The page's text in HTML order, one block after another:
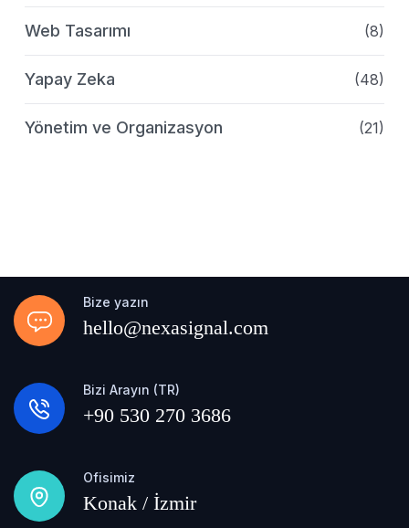
Web Tasarımı (8)
Yapay Zeka (48)
Yönetim ve Organizasyon (21)
Bize yazın
hello@nexasignal.com
Bizi Arayın (TR)
+90 530 270 3686
Ofisimiz
Konak / İzmir